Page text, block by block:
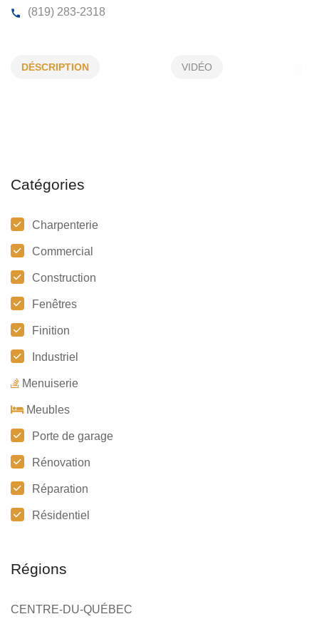
DÉSCRIPTION VIDÉO
Catégories
Charpenterie
Commercial
Construction
Fenêtres
Finition
Industriel
Menuiserie
Meubles
Porte de garage
Rénovation
Réparation
Résidentiel
Régions
CENTRE-DU-QUÉBEC